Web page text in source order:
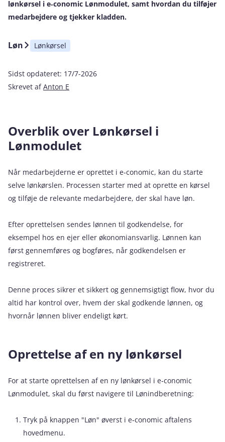
lønkørsel i e‑conomic Lønmodulet, samt hvordan du tilføjer
medarbejdere og tjekker kladden.
Løn Lønkørsel
Sidst opdateret: 17/7-2026
Skrevet afAnton E
Overblik over Lønkørsel i
Lønmodulet
Når medarbejderne er oprettet i e‑conomic, kan du starte
selve lønkørslen. Processen starter med at oprette en kørsel
og tilføje de relevante medarbejdere, der skal have løn.
Efter oprettelsen sendes lønnen til godkendelse, for
eksempel hos en ejer eller økonomiansvarlig. Lønnen kan
først gennemføres og bogføres, når godkendelsen er
registreret.
Denne proces sikrer et sikkert og gennemsigtigt flow, hvor du
altid har kontrol over, hvem der skal godkende lønnen, og
hvornår lønnen bliver endeligt kørt.
Oprettelse af en ny lønkørsel
For at starte oprettelsen af en ny lønkørsel i e‑conomic
Lønmodulet, skal du først navigere til Lønindberetning:
Tryk på knappen "Løn" øverst i e‑conomic aftalens
hovedmenu.